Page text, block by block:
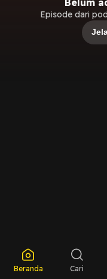
Episode dari
Beranda Cari